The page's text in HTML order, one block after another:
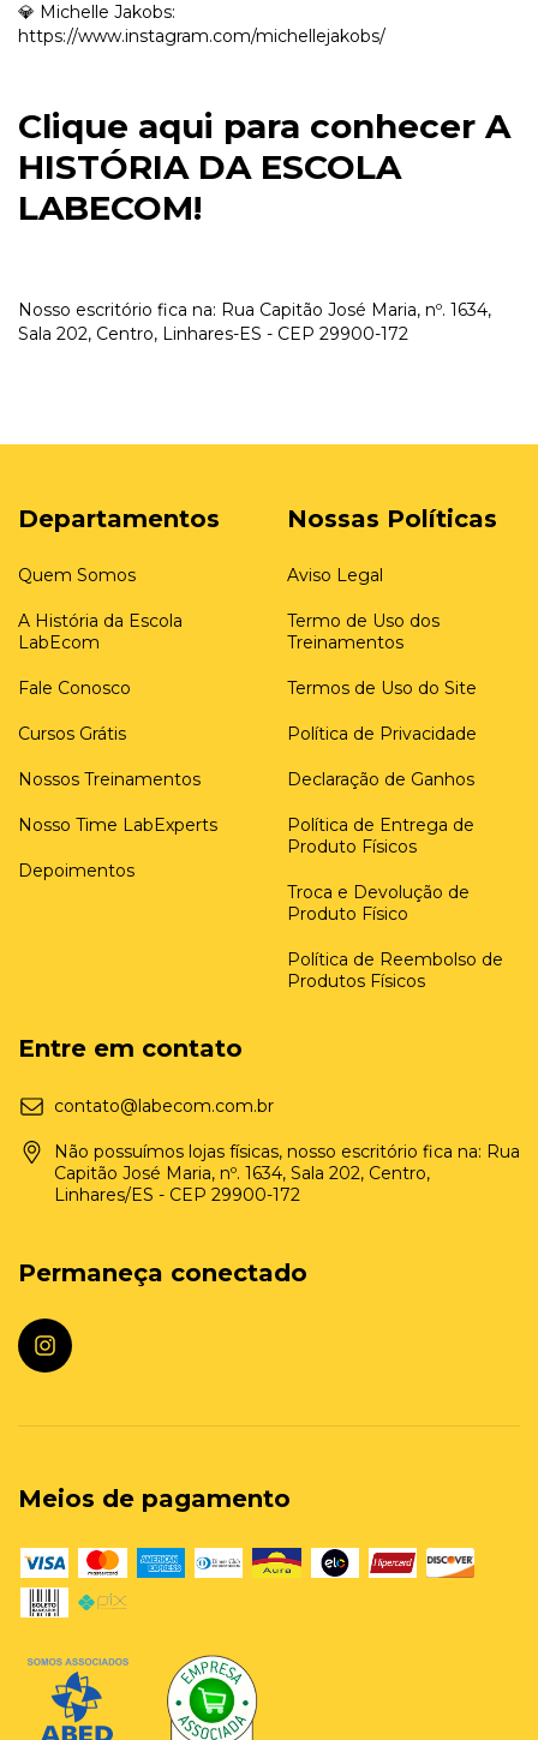
💎 Michelle Jakobs:
https://www.instagram.com/michellejakobs/
Clique aqui para conhecer A
HISTÓRIA DA ESCOLA
LABECOM!
Nosso escritório fica na: Rua Capitão José Maria, nº. 1634,
Sala 202, Centro, Linhares-ES - CEP 29900-172
Departamentos
Quem Somos
A História da Escola
LabEcom
Fale Conosco
Cursos Grátis
Nossos Treinamentos
Nosso Time LabExperts
Depoimentos
Nossas Políticas
Aviso Legal
Termo de Uso dos
Treinamentos
Termos de Uso do Site
Política de Privacidade
Declaração de Ganhos
Política de Entrega de
Produto Físicos
Troca e Devolução de
Produto Físico
Política de Reembolso de
Produtos Físicos
Entre em contato
contato@labecom.com.br
Não possuímos lojas físicas, nosso escritório fica na: Rua
Capitão José Maria, nº. 1634, Sala 202, Centro,
Linhares/ES - CEP 29900-172
Permaneça conectado
Meios de pagamento